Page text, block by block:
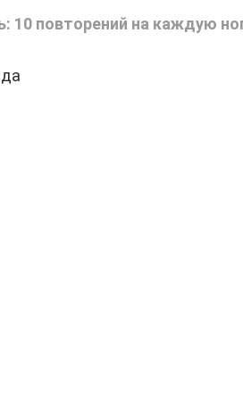
10 повторений на каждую